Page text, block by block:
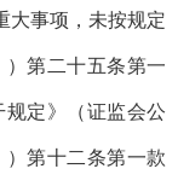
大事项，未按规定
第二十五条第一
定》（证监会公
第十二条第一款